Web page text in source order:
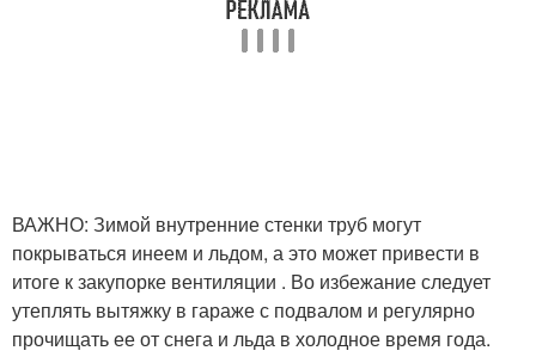
ВАЖНО: Зимой внутренние стенки труб могут
покрываться инеем и льдом, а это может привести в
итоге к закупорке вентиляции . Во избежание следует
утеплять вытяжку в гараже с подвалом и регулярно
прочищать ее от снега и льда в холодное время года.